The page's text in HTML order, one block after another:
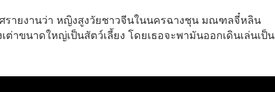
ศรายงานว่า หญิงสูงวัยชาวจีนในนครฉางชุน มณฑลจี๋หลิน
เต่าขนาดใหญ่เป็นสัตว์เลี้ยง โดยเธอจะพามันออกเดินเล่นเป็น